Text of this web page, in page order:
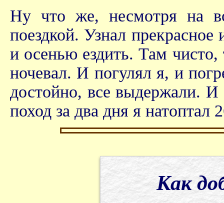
Ну что же, несмотря на
поездкой. Узнал
и осенью ездить. Там чисто,
ночевал. И погулял я, и
достойно, все выдержали. И
поход за два дня я натоптал
Как